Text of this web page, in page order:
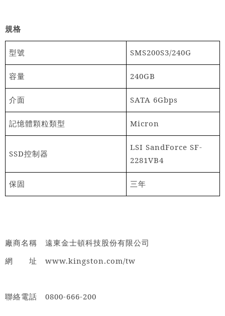
規格
型號 SMS200S3/240G
容量 240GB
介面 SATA 6Gbps
記憶體顆粒類型 Micron
SSD控制器
LSI SandForce SF-
2281VB4
保固 三年
廠商名稱 遠東金士頓科技股份有限公司
網 址 www.kingston.com/tw
聯絡電話 0800-666-200